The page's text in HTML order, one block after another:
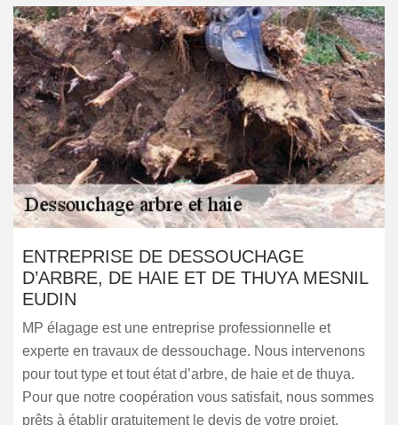
ENTREPRISE DE DESSOUCHAGE
D’ARBRE, DE HAIE ET DE THUYA MESNIL
EUDIN
MP élagage est une entreprise professionnelle et
experte en travaux de dessouchage. Nous intervenons
pour tout type et tout état d’arbre, de haie et de thuya.
Pour que notre coopération vous satisfait, nous sommes
prêts à établir gratuitement le devis de votre projet.